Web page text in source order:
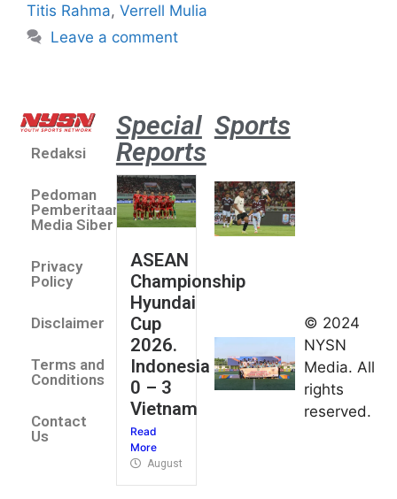
Titis Rahma, Verrell Mulia
Leave a comment
Redaksi
Pedoman
Pemberitaan
Media Siber
Privacy
Policy
Disclaimer
Terms and
Conditions
Contact
Us
Special
Reports
ASEAN
Championship
Hyundai
Cup
2026.
Indonesia
0 – 3
Vietnam
Read
More
August 4, 2026
Sports
umum
Kejurnas
Panahan
Junior di
Kudus
© 2024
NYSN
Media. All
rights
reserved.